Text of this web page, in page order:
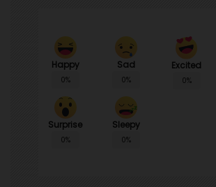
Happy
0%
Sad
0%
Excited
0%
Surprise
0%
Sleepy
0%